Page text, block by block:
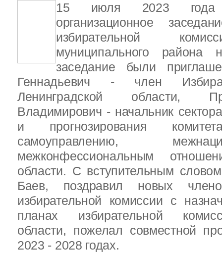
15 июля 2023 года
организационное
избирательной
муниципального района
заседание были
Геннадьевич - член
Ленинградской области,
Владимирович - начальник
и прогнозирования
самоуправлению,
межконфессиональным
области. С вступительным
Баев, поздравил новых
избирательной комиссии с
планах избирательной
области, пожелал совместной
2023 - 2028 годах.